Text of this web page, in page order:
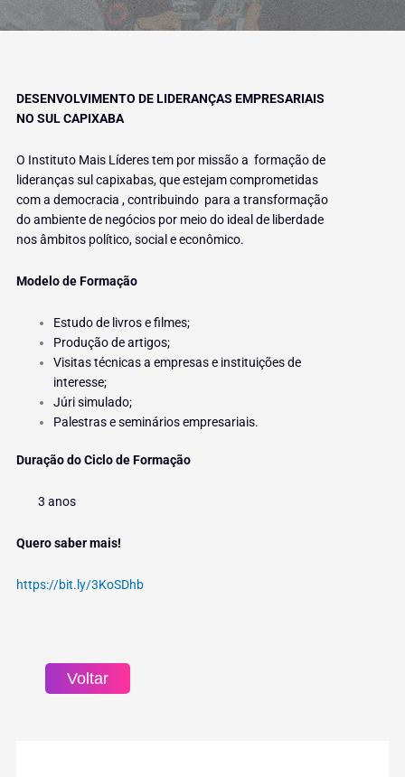
DESENVOLVIMENTO DE LIDERANÇAS EMPRESARIAIS
NO SUL CAPIXABA
O Instituto Mais Líderes tem por missão a formação de
lideranças sul capixabas, que estejam comprometidas
com a democracia , contribuindo para a transformação
do ambiente de negócios por meio do ideal de liberdade
nos âmbitos político, social e econômico.
Modelo de Formação
Estudo de livros e filmes;
Produção de artigos;
Visitas técnicas a empresas e instituições de
interesse;
Júri simulado;
Palestras e seminários empresariais.
Duração do Ciclo de Formação
3 anos
Quero saber mais!
https://bit.ly/3KoSDhb
Voltar